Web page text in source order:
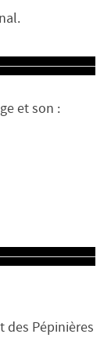
et son :
des Pépinières